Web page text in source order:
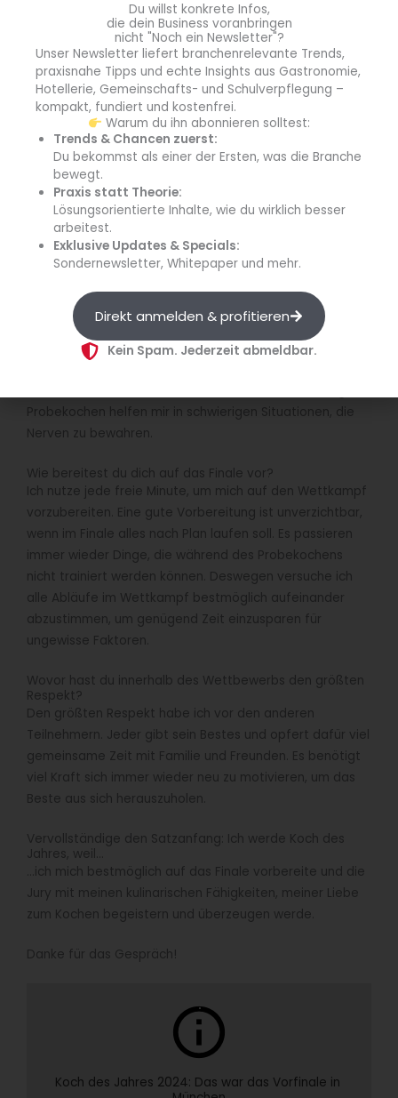
verbundenen Herausforderungen. Das Schöne dabei ist,
dass man während der Vorbereitung mit der Aufgabe
wächst und immer wieder Neues lernt. Natürlich möchte
ich meine kulinarischen Fähigkeiten unter Beweis stellen
und mich dabei mit den Besten der Branche messen. Es
ist auch eine weitere Möglichkeit, meinen eigenen Stil zu
finden bzw. weiterzuentwickeln und neue Gäste für
unseren Familienbetrieb zu begeistern.
Welches Learning nimmst du aus dem Vorfinale mit?
In der Ruhe liegt die Kraft. Während der Vorbereitung
und vor allem während des Wettkampfs kann es
passieren, das einzelne Komponenten oder häufig
es sich vorstellt. Das wichtigste in solchen Situationen ist,
die Ruhe zu bewahren, um weitere Fehler zu vermeiden
und die aktuelle Situation zu retten.
Probekochen helfen mir in schwierigen Situationen, die
Nerven zu bewahren.
Wie bereitest du dich auf das Finale vor?
Ich nutze jede freie Minute, um mich auf den Wettkampf
vorzubereiten. Eine gute Vorbereitung ist unverzichtbar,
wenn im Finale alles nach Plan laufen soll. Es passieren
immer wieder Dinge, die während des Probekochens
nicht trainiert werden können. Deswegen versuche ich
alle Abläufe im Wettkampf bestmöglich aufeinander
abzustimmen, um genügend Zeit einzusparen für
ungewisse Faktoren.
Wovor hast du innerhalb des Wettbewerbs den größten
Respekt?
Den größten Respekt habe ich vor den anderen
Teilnehmern. Jeder gibt sein Bestes und opfert dafür viel
gemeinsame Zeit mit Familie und Freunden. Es benötigt
viel Kraft sich immer wieder neu zu motivieren, um das
Beste aus sich herauszuholen.
Vervollständige den Satzanfang: Ich werde Koch des
Jahres, weil…
…ich mich bestmöglich auf das Finale vorbereite und die
Jury mit meinen kulinarischen Fähigkeiten, meiner Liebe
zum Kochen begeistern und überzeugen werde.
Danke für das Gespräch!
info
Koch des Jahres 2024: Das war das Vorfinale in
Du willst konkrete Infos,
die dein Business voranbringen
nicht "Noch ein Newsletter"?
Unser Newsletter liefert branchenrelevante Trends,
praxisnahe Tipps und echte Insights aus Gastronomie,
Hotellerie, Gemeinschafts- und Schulverpflegung –
kompakt, fundiert und kostenfrei.
Warum du ihn abonnieren solltest:
Trends & Chancen zuerst:
Du bekommst als einer der Ersten, was die Branche
bewegt.
Praxis statt Theorie:
Lösungsorientierte Inhalte, wie du wirklich besser
arbeitest.
Exklusive Updates & Specials:
Sondernewsletter, Whitepaper und mehr.
Direkt anmelden & profitieren
Kein Spam. Jederzeit abmeldbar.